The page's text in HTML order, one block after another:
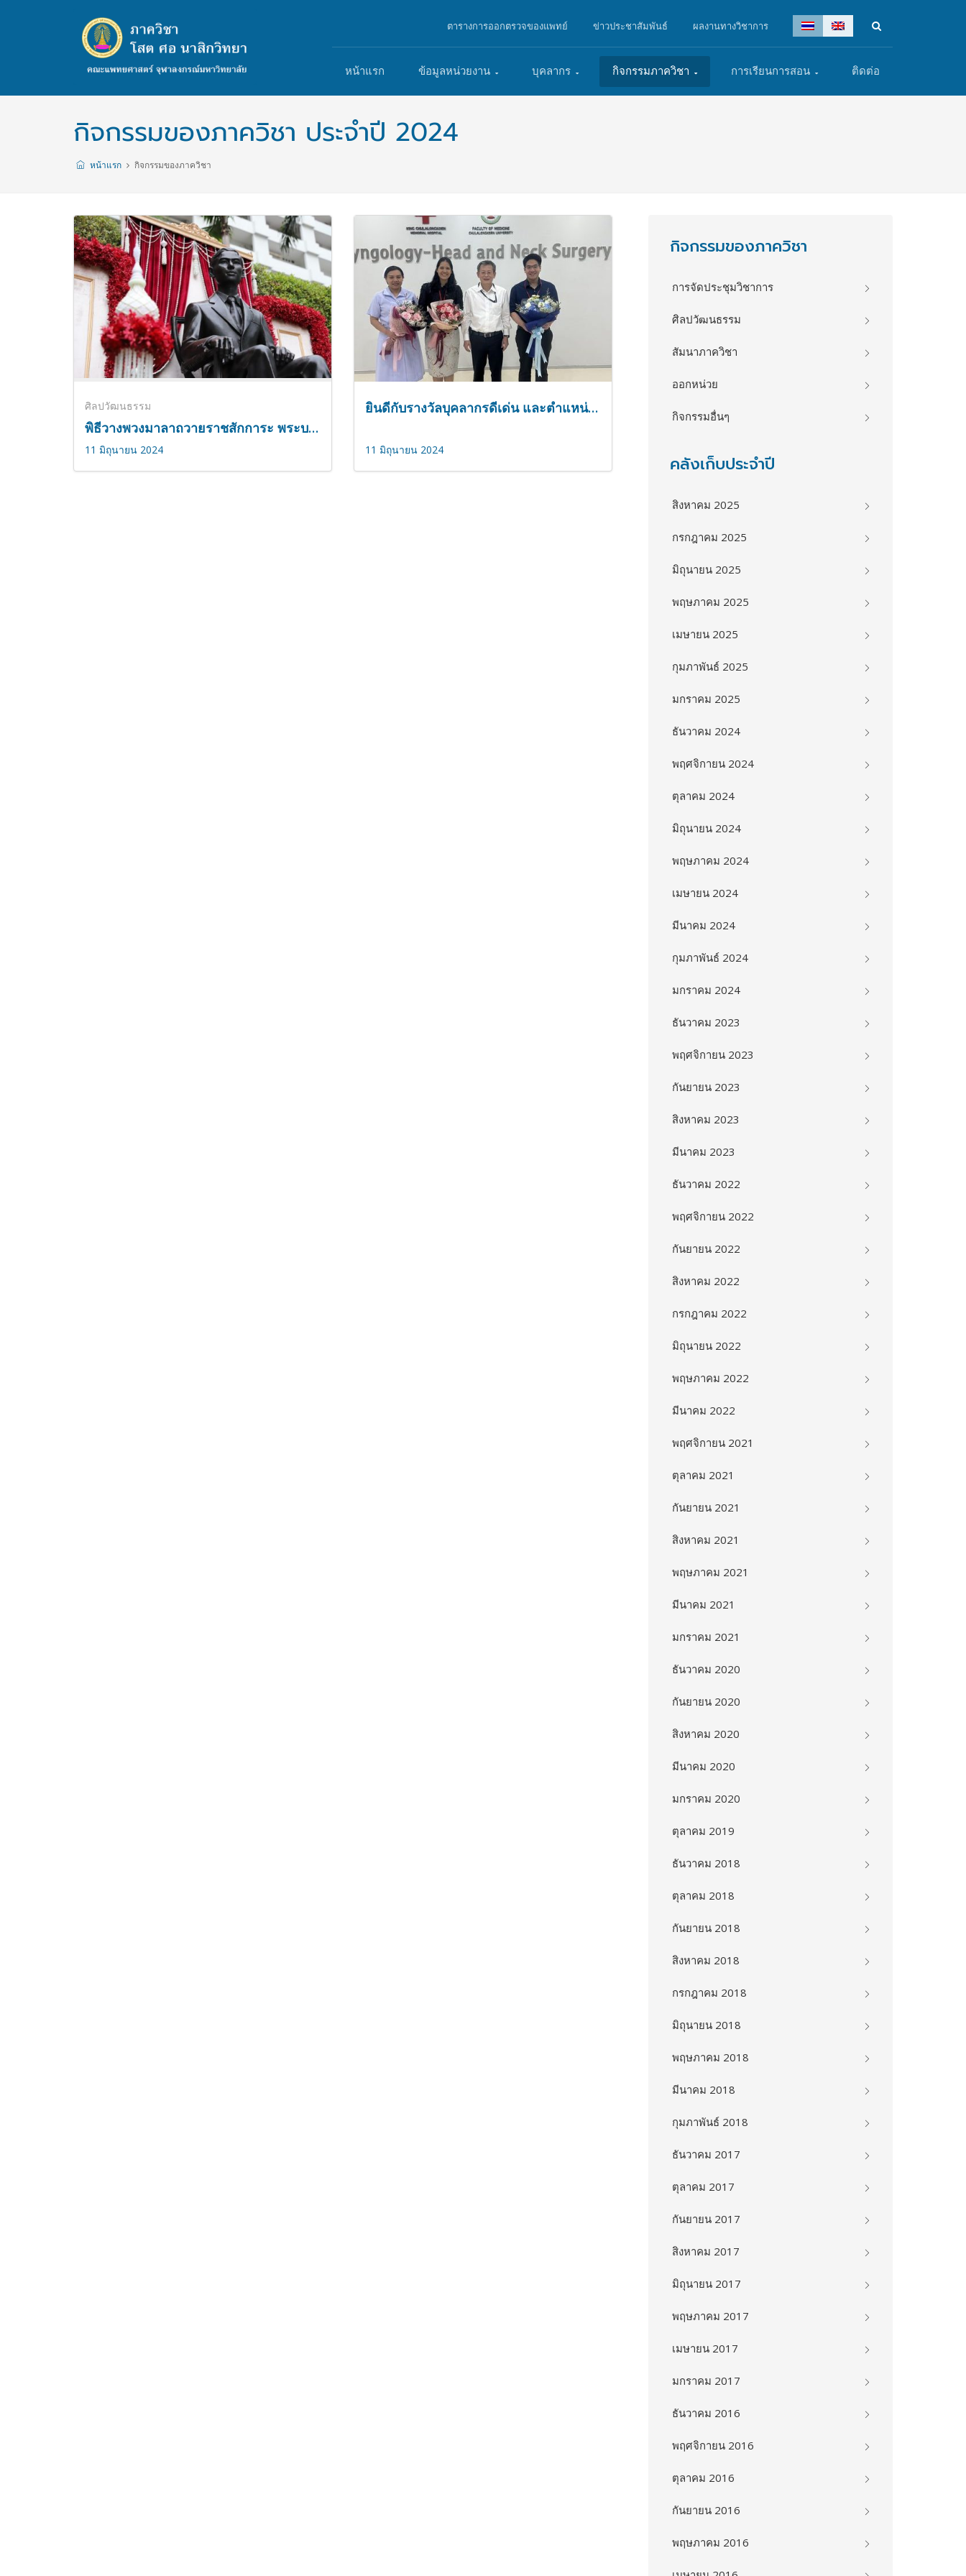
ตารางการออกตรวจของแพทย์ ข่าวประชาสัมพันธ์ ผลงานทางวิชาการ
หน้าแรก ข้อมูลหน่วยงาน บุคลากร กิจกรรมภาควิชา การเรียนการสอน ติดต่อ
กิจกรรมของภาควิชา ประจำปี 2024
หน้าแรก กิจกรรมของภาควิชา
ศิลปวัฒนธรรม
พิธีวางพวงมาลาถวายราชสักการะ พระบรมราชานุสาวรีย์ พระบาทสมเด็จพระปรเมนทรมหาอานันทมหิดล พระอัฐมรามาธิบดินทร พระบาทสมเด็จพระเจ้าอยู่หัว รัชกาลที่ 8
11 มิถุนายน 2024
ยินดีกับรางวัลบุคลากรดีเด่น และตำแหน่งผู้ช่วยศาสตราจารย์พิเศษ
11 มิถุนายน 2024
กิจกรรมของภาควิชา
การจัดประชุมวิชาการ
ศิลปวัฒนธรรม
สัมนาภาควิชา
ออกหน่วย
กิจกรรมอื่นๆ
คลังเก็บประจำปี
สิงหาคม 2025
กรกฎาคม 2025
มิถุนายน 2025
พฤษภาคม 2025
เมษายน 2025
กุมภาพันธ์ 2025
มกราคม 2025
ธันวาคม 2024
พฤศจิกายน 2024
ตุลาคม 2024
มิถุนายน 2024
พฤษภาคม 2024
เมษายน 2024
มีนาคม 2024
กุมภาพันธ์ 2024
มกราคม 2024
ธันวาคม 2023
พฤศจิกายน 2023
กันยายน 2023
สิงหาคม 2023
มีนาคม 2023
ธันวาคม 2022
พฤศจิกายน 2022
กันยายน 2022
สิงหาคม 2022
กรกฎาคม 2022
มิถุนายน 2022
พฤษภาคม 2022
มีนาคม 2022
พฤศจิกายน 2021
ตุลาคม 2021
กันยายน 2021
สิงหาคม 2021
พฤษภาคม 2021
มีนาคม 2021
มกราคม 2021
ธันวาคม 2020
กันยายน 2020
สิงหาคม 2020
มีนาคม 2020
มกราคม 2020
ตุลาคม 2019
ธันวาคม 2018
ตุลาคม 2018
กันยายน 2018
สิงหาคม 2018
กรกฎาคม 2018
มิถุนายน 2018
พฤษภาคม 2018
มีนาคม 2018
กุมภาพันธ์ 2018
ธันวาคม 2017
ตุลาคม 2017
กันยายน 2017
สิงหาคม 2017
มิถุนายน 2017
พฤษภาคม 2017
เมษายน 2017
มกราคม 2017
ธันวาคม 2016
พฤศจิกายน 2016
ตุลาคม 2016
กันยายน 2016
พฤษภาคม 2016